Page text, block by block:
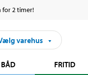
for 2 timer!
varehus
BÅD FRITID